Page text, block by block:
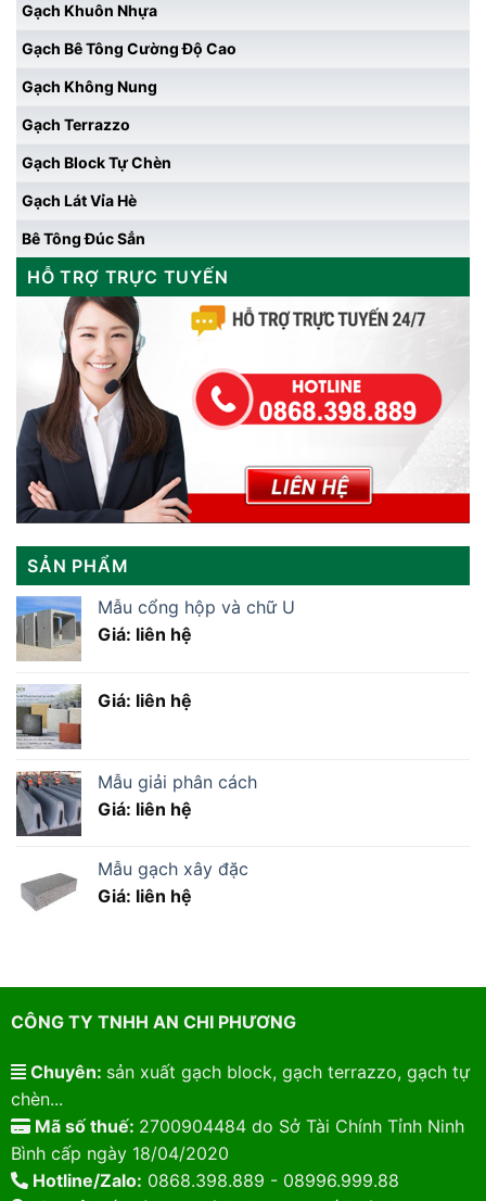
Gạch Khuôn Nhựa
Gạch Bê Tông Cường Độ Cao
Gạch Không Nung
Gạch Terrazzo
Gạch Block Tự Chèn
Gạch Lát Vỉa Hè
Bê Tông Đúc Sẳn
HỖ TRỢ TRỰC TUYẾN
SẢN PHẨM
Mẫu cổng hộp và chữ U
Giá: liên hệ
Giá: liên hệ
Mẫu giải phân cách
Giá: liên hệ
Mẫu gạch xây đặc
Giá: liên hệ
CÔNG TY TNHH AN CHI PHƯƠNG
Chuyên: sản xuất gạch block, gạch terrazzo, gạch tự
chèn...
Mã số thuế: 2700904484 do Sở Tài Chính Tỉnh Ninh
Bình cấp ngày 18/04/2020
Hotline/Zalo: 0868.398.889 - 08996.999.88